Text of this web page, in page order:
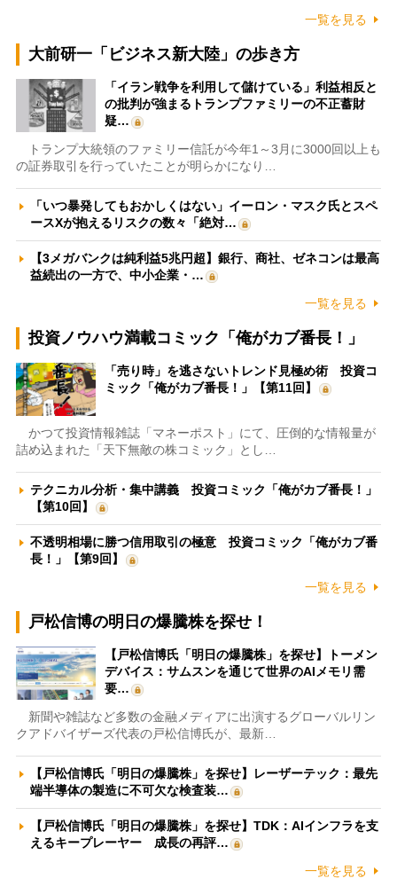
一覧を見る
大前研一「ビジネス新大陸」の歩き方
「イラン戦争を利用して儲けている」利益相反と
の批判が強まるトランプファミリーの不正蓄財
疑…
トランプ大統領のファミリー信託が今年1～3月に3000回以上も
の証券取引を行っていたことが明らかになり…
「いつ暴発してもおかしくはない」イーロン・マスク氏とスペ
ースXが抱えるリスクの数々「絶対…
【3メガバンクは純利益5兆円超】銀行、商社、ゼネコンは最高
益続出の一方で、中小企業・…
一覧を見る
投資ノウハウ満載コミック「俺がカブ番長！」
「売り時」を逃さないトレンド見極め術 投資コ
ミック「俺がカブ番長！」【第11回】
かつて投資情報雑誌「マネーポスト」にて、圧倒的な情報量が
詰め込まれた「天下無敵の株コミック」とし…
テクニカル分析・集中講義 投資コミック「俺がカブ番長！」
【第10回】
不透明相場に勝つ信用取引の極意 投資コミック「俺がカブ番
長！」【第9回】
一覧を見る
戸松信博の明日の爆騰株を探せ！
【戸松信博氏「明日の爆騰株」を探せ】トーメン
デバイス：サムスンを通じて世界のAIメモリ需
要…
新聞や雑誌など多数の金融メディアに出演するグローバルリン
クアドバイザーズ代表の戸松信博氏が、最新…
【戸松信博氏「明日の爆騰株」を探せ】レーザーテック：最先
端半導体の製造に不可欠な検査装…
【戸松信博氏「明日の爆騰株」を探せ】TDK：AIインフラを支
えるキープレーヤー 成長の再評…
一覧を見る